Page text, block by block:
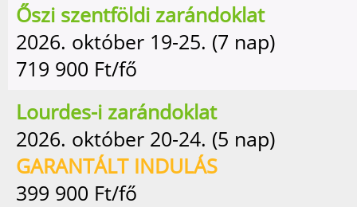
Őszi szentföldi zarándoklat
2026. október 19-25. (7 nap)
719 900 Ft/fő
Lourdes-i zarándoklat
2026. október 20-24. (5 nap)
GARANTÁLT INDULÁS
399 900 Ft/fő